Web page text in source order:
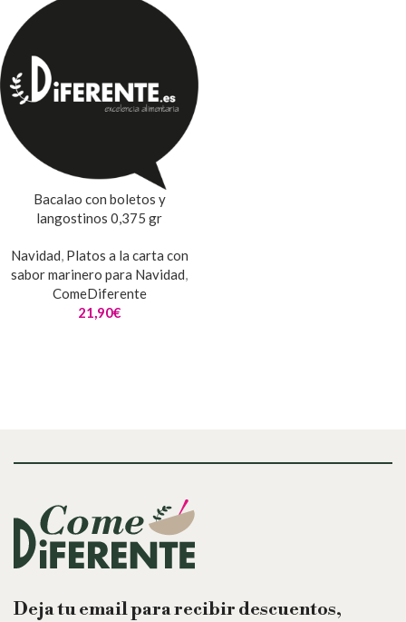
Bacalao con boletos y
langostinos 0,375 gr
Navidad, Platos a la carta con
sabor marinero para Navidad,
ComeDiferente
21,90€
Deja tu email para recibir descuentos,